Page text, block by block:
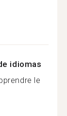
idiomas
le